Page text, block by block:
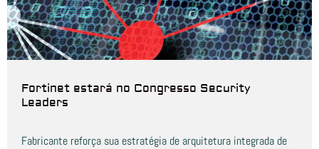
Fortinet estará no Congresso Security
Leaders
Fabricante reforça sua estratégia de arquitetura integrada de